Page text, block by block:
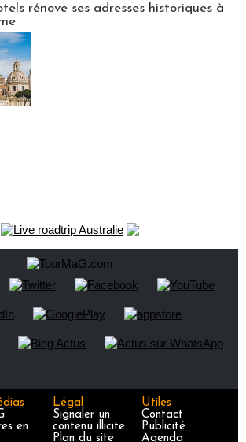
rénove ses adresses historiques à
en
Légal
Signaler un
contenu illicite
Plan du site
Utiles
Contact
Publicité
Agenda